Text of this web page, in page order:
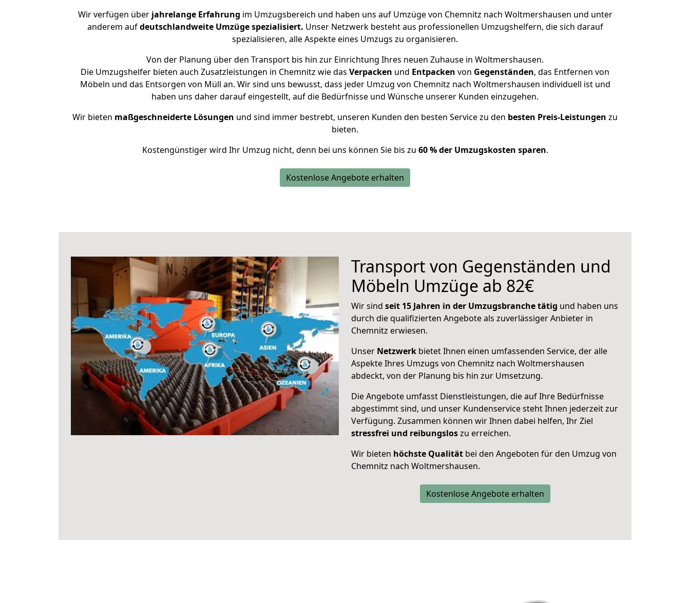
Wir verfügen überjahrelange Erfahrung im Umzugsbereich und haben uns auf Umzüge von Chemnitz nach Woltmershausen und unter
anderem aufdeutschlandweite Umzüge spezialisiert. Unser Netzwerk besteht aus professionellen Umzugshelfern, die sich darauf
spezialisieren, alle Aspekte eines Umzugs zu organisieren.
Von der Planung über den Transport bis hin zur Einrichtung Ihres neuen Zuhause in Woltmershausen.
Die Umzugshelfer bieten auch Zusatzleistungen in Chemnitz wie das Verpacken und Entpacken von Gegenständen, das Entfernen von
Möbeln und das Entsorgen von Müll an. Wir sind uns bewusst, dass jeder Umzug von Chemnitz nach Woltmershausen individuell ist und
haben uns daher darauf eingestellt, auf die Bedürfnisse und Wünsche unserer Kunden einzugehen.
Wir bieten maßgeschneiderte Lösungen und sind immer bestrebt, unseren Kunden den besten Service zu den besten Preis-Leistungen zu
bieten.
Kostengünstiger wird Ihr Umzug nicht, denn bei uns können Sie bis zu 60 % der Umzugskosten sparen.
Kostenlose Angebote erhalten
Transport von Gegenständen und
Möbeln Umzüge ab 82€
Wir sind seit 15 Jahren in der Umzugsbranche tätig und haben uns
durch die qualifizierten Angebote als zuverlässiger Anbieter in
Chemnitz erwiesen.
Unser Netzwerk bietet Ihnen einen umfassenden Service, der alle
Aspekte Ihres Umzugs von Chemnitz nach Woltmershausen
abdeckt, von der Planung bis hin zur Umsetzung.
Die Angebote umfasst Dienstleistungen, die auf Ihre Bedürfnisse
abgestimmt sind, und unser Kundenservice steht Ihnen jederzeit zur
Verfügung. Zusammen können wir Ihnen dabei helfen, Ihr Ziel
stressfrei und reibungsloszu erreichen.
Wir bieten höchste Qualität bei den Angeboten für den Umzug von
Chemnitz nach Woltmershausen.
Kostenlose Angebote erhalten